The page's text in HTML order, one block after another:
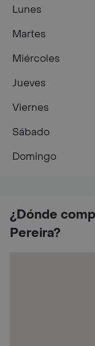
¿Dónde
Pereira?
Lunes
Martes
Miércoles
Jueves
Viernes
Sábado
Domingo